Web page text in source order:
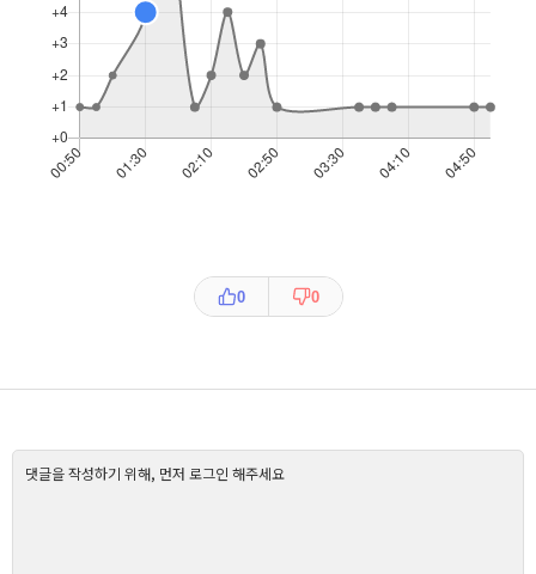
0 0
댓글을 작성하기 위해, 먼저 로그인 해주세요